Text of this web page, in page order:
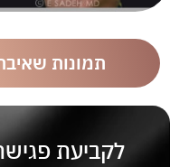
תמונות
לקביעת